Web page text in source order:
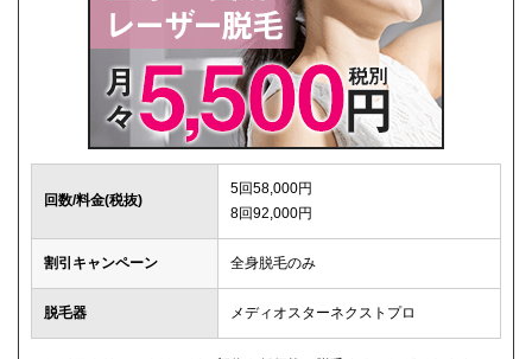
回数/料金(税抜)
5回58,000円
8回92,000円
割引キャンペーン 全身脱毛のみ
脱毛器 メディオスターネクストプロ